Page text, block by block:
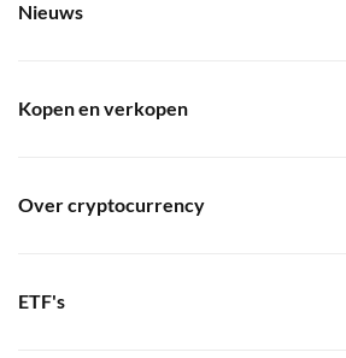
Nieuws
Kopen en verkopen
Over cryptocurrency
ETF's